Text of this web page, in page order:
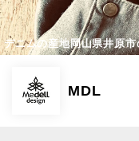
デニムの産地岡山県井原
MDL